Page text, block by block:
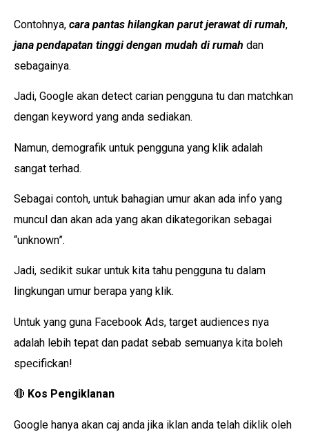
Contohnya, cara pantas hilangkan parut jerawat di rumah,
jana pendapatan tinggi dengan mudah di rumah dan
sebagainya.
Jadi, Google akan detect carian pengguna tu dan matchkan
dengan keyword yang anda sediakan.
Namun, demografik untuk pengguna yang klik adalah
sangat terhad.
Sebagai contoh, untuk bahagian umur akan ada info yang
muncul dan akan ada yang akan dikategorikan sebagai
“unknown”.
Jadi, sedikit sukar untuk kita tahu pengguna tu dalam
lingkungan umur berapa yang klik.
Untuk yang guna Facebook Ads, target audiences nya
adalah lebih tepat dan padat sebab semuanya kita boleh
specifickan!
🔴 Kos Pengiklanan
Google hanya akan caj anda jika iklan anda telah diklik oleh